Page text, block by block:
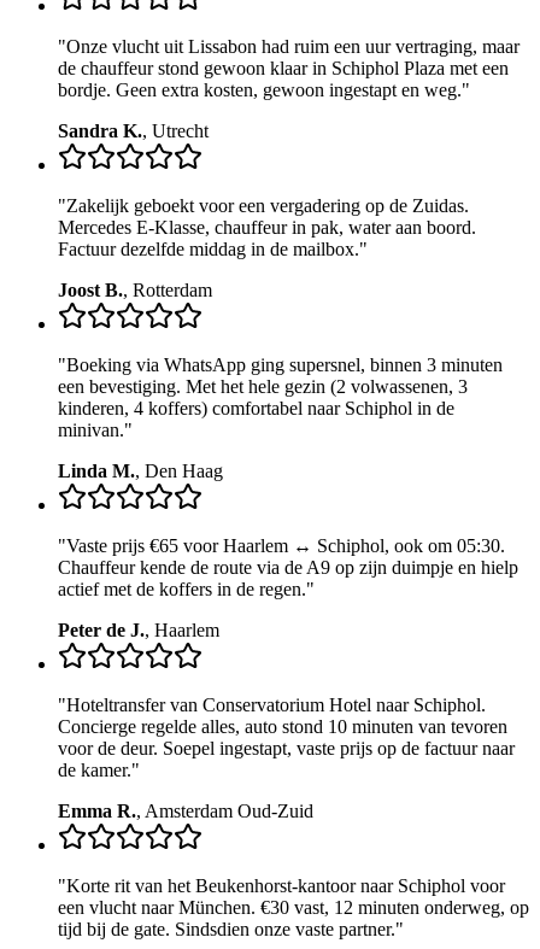
"Onze vlucht uit Lissabon had ruim een uur vertraging, maar
de chauffeur stond gewoon klaar in Schiphol Plaza met een
bordje. Geen extra kosten, gewoon ingestapt en weg."
Sandra K., Utrecht
"Zakelijk geboekt voor een vergadering op de Zuidas.
Mercedes E-Klasse, chauffeur in pak, water aan boord.
Factuur dezelfde middag in de mailbox."
Joost B., Rotterdam
"Boeking via WhatsApp ging supersnel, binnen 3 minuten
een bevestiging. Met het hele gezin (2 volwassenen, 3
kinderen, 4 koffers) comfortabel naar Schiphol in de
minivan."
Linda M., Den Haag
"Vaste prijs €65 voor Haarlem ↔ Schiphol, ook om 05:30.
Chauffeur kende de route via de A9 op zijn duimpje en hielp
actief met de koffers in de regen."
Peter de J., Haarlem
"Hoteltransfer van Conservatorium Hotel naar Schiphol.
Concierge regelde alles, auto stond 10 minuten van tevoren
voor de deur. Soepel ingestapt, vaste prijs op de factuur naar
de kamer."
Emma R., Amsterdam Oud-Zuid
"Korte rit van het Beukenhorst-kantoor naar Schiphol voor
een vlucht naar München. €30 vast, 12 minuten onderweg, op
tijd bij de gate. Sindsdien onze vaste partner."